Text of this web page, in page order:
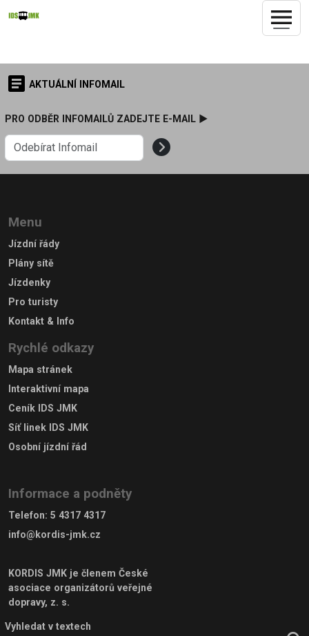
AKTUÁLNÍ INFOMAIL
PRO ODBĚR INFOMAILŮ ZADEJTE E-MAIL ►
Menu
Jízdní řády
Plány sítě
Jízdenky
Pro turisty
Kontakt & Info
Rychlé odkazy
Mapa stránek
Interaktivní mapa
Ceník IDS JMK
Síť linek IDS JMK
Osobní jízdní řád
Informace a podněty
Telefon: 5 4317 4317
info@kordis-jmk.cz
KORDIS JMK je členem České
asociace organizátorů veřejné
dopravy, z. s.
Vyhledat v textech